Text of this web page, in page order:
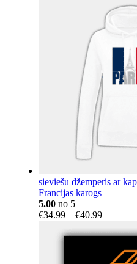
€18.15
through
sieviešu džemperis ar
Francijas karogs
5.00 no 5
€34.99 – €40.99Price
€34.99
through
€40.99